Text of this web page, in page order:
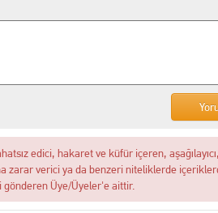
edici, hakaret ve küfür içeren,
zarar verici ya da benzeri niteliklerde
Üye/Üyeler'e aittir.